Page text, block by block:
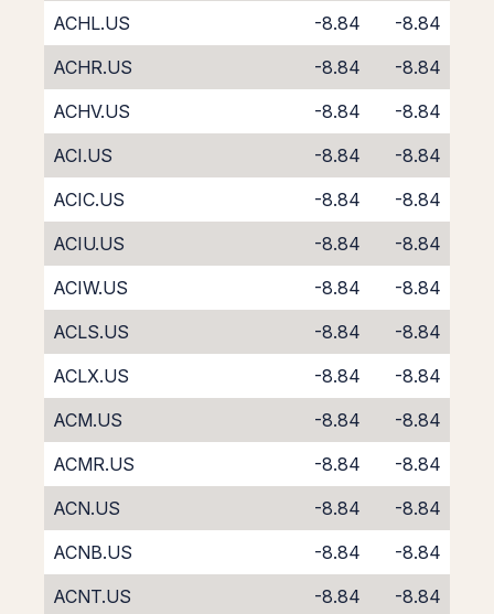
ACHL.US
-8.84
-8.84
ACHR.US
-8.84
-8.84
ACHV.US
-8.84
-8.84
ACI.US
-8.84
-8.84
ACIC.US
-8.84
-8.84
ACIU.US
-8.84
-8.84
ACIW.US
-8.84
-8.84
ACLS.US
-8.84
-8.84
ACLX.US
-8.84
-8.84
ACM.US
-8.84
-8.84
ACMR.US
-8.84
-8.84
ACN.US
-8.84
-8.84
ACNB.US
-8.84
-8.84
ACNT.US
-8.84 -8.84